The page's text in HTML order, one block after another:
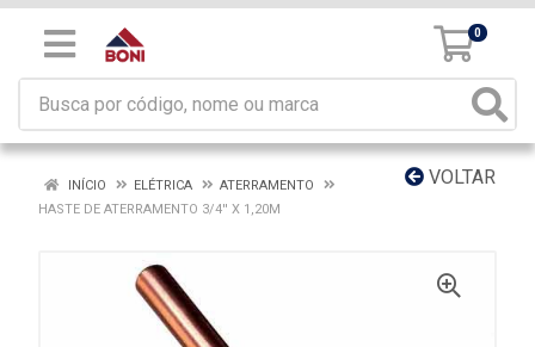
0
VOLTAR
INÍCIO ELÉTRICA
ATERRAMENTO
HASTE DE ATERRAMENTO 3/4'' X 1,20M